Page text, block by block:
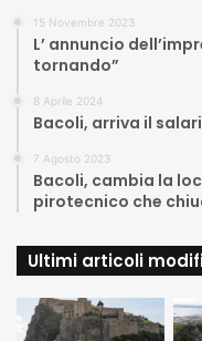
15 Novembre 2023
L’ annuncio
tornando”
8 Aprile 2024
Bacoli, arriva il
7 Agosto 2023
Bacoli, cambia la
pirotecnico che
Ultimi articoli